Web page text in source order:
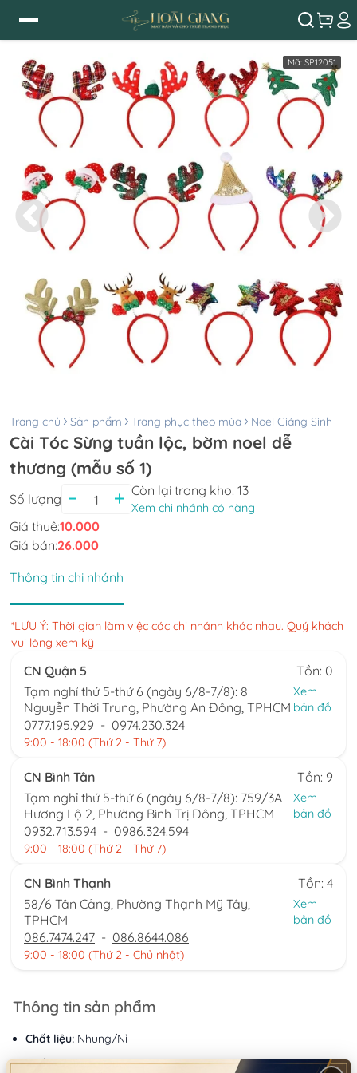
Mã: SP12051
Trang chủ Sản phẩm Trang phục theo mùa Noel Giáng Sinh
Cài Tóc Sừng tuần lộc, bờm noel dễ
thương (mẫu số 1)
Số lượng
Còn lại trong kho: 13
Xem chi nhánh có hàng
Giá thuê:10.000
Giá bán:26.000
Thông tin chi nhánh
*LƯU Ý: Thời gian làm việc các chi nhánh khác nhau. Quý khách
vui lòng xem kỹ
CN Quận 5
Tồn: 0
Tạm nghỉ thứ 5-thứ 6 (ngày 6/8-7/8): 8
Nguyễn Thời Trung, Phường An Đông, TPHCM
Xem
bản đồ
0777.195.929 - 0974.230.324
9:00 - 18:00 (Thứ 2 - Thứ 7)
CN Bình Tân
Tồn: 9
Tạm nghỉ thứ 5-thứ 6 (ngày 6/8-7/8): 759/3A
Hương Lộ 2, Phường Bình Trị Đông, TPHCM
Xem
bản đồ
0932.713.594 - 0986.324.594
9:00 - 18:00 (Thứ 2 - Thứ 7)
CN Bình Thạnh
Tồn: 4
58/6 Tân Cảng, Phường Thạnh Mỹ Tây,
TPHCM
Xem
bản đồ
086.7474.247 - 086.8644.086
9:00 - 18:00 (Thứ 2 - Chủ nhật)
Thông tin sản phẩm
Chất liệu: Nhung/Nỉ
Xuất xứ:Trung Quốc